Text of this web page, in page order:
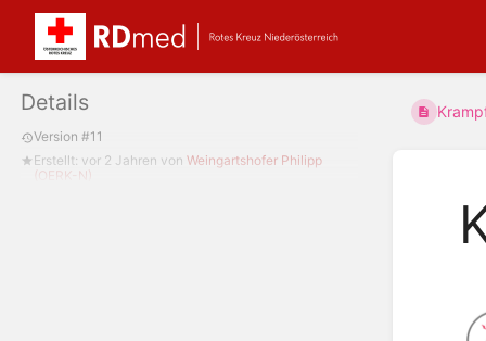
Details
Version #11
Erstellt: vor 2 Jahren von Weingartshofer Philipp
(OERK-N)